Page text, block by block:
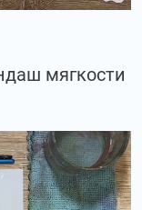
мягкости